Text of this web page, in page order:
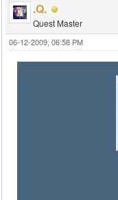
.Q.
Quest Master
06-12-2009, 06:58 PM